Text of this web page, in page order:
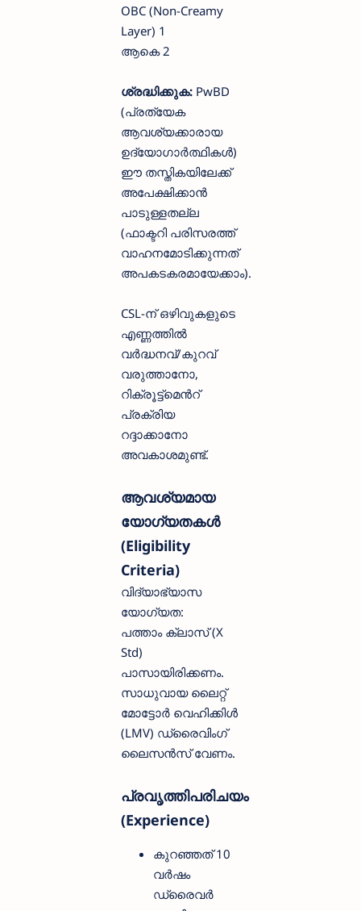
OBC (Non-Creamy
Layer) 1
ആകെ 2
ശ്രദ്ധിക്കുക: PwBD
(പ്രത്യേക
ആവശ്യക്കാരായ
ഉദ്യോഗാർത്ഥികൾ)
ഈ തസ്തികയിലേക്ക്
അപേക്ഷിക്കാൻ
പാടുള്ളതല്ല
(ഫാക്ടറി പരിസരത്ത്
വാഹനമോടിക്കുന്നത്
അപകടകരമായേക്കാം).
CSL-ന് ഒഴിവുകളുടെ
എണ്ണത്തിൽ
വർദ്ധനവ്/കുറവ്
വരുത്താനോ,
റിക്രൂട്ട്മെൻറ്
പ്രക്രിയ
റദ്ദാക്കാനോ
അവകാശമുണ്ട്.
ആവശ്യമായ
യോഗ്യതകൾ
(Eligibility
Criteria)
വിദ്യാഭ്യാസ
യോഗ്യത:
പത്താം ക്ലാസ് (X
Std)
പാസായിരിക്കണം.
സാധുവായ ലൈറ്റ്
മോട്ടോർ വെഹിക്കിൾ
(LMV) ഡ്രൈവിംഗ്
ലൈസൻസ് വേണം.
പ്രവൃത്തിപരിചയം
(Experience)
കുറഞ്ഞത് 10
വർഷം
ഡ്രൈവർ